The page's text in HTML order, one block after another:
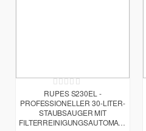
Rating:
0%
RUPES S230EL -
PROFESSIONELLER 30-LITER-
STAUBSAUGER MIT
FILTERREINIGUNGSAUTOMATIK